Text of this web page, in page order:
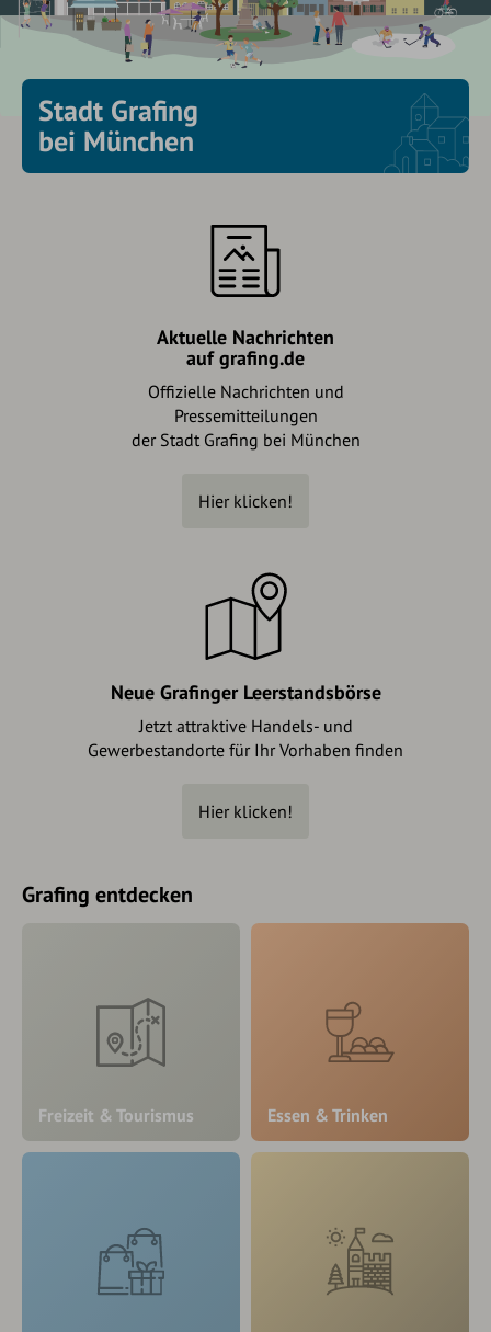
Stadt Grafing
bei München
Aktuelle Nachrichten
auf grafing.de
Offizielle Nachrichten und
Pressemitteilungen
der Stadt Grafing bei München
Hier klicken!
Neue Grafinger Leerstandsbörse
Jetzt attraktive Handels- und
Gewerbestandorte für Ihr Vorhaben finden
Hier klicken!
Grafing entdecken
Freizeit & Tourismus Essen & Trinken